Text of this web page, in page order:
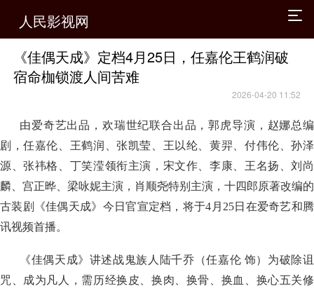
人民影视网
《佳偶天成》定档4月25日，任嘉伦王鹤润破
宿命枷锁渡人间苦难
2026-04-20 11:52
由爱奇艺出品，欢瑞世纪联合出品，郭虎导演，赵娜总编
剧，任嘉伦、王鹤润、张凯莹、王以纶、黄羿、付伟伦、孙泽
源、张祎格、丁笑滢领衔主演，宋文作、李康、王名扬、刘尚
麟、宫正晔、梁咏妮主演，肖顺尧特别主演，十四郎原著改编的
古装剧《佳偶天成》今日官宣定档，将于4月25日在爱奇艺和腾
讯视频首播。
《佳偶天成》讲述战鬼族人陆千乔（任嘉伦 饰）为破除诅
咒、成为凡人，需历经换皮、换肉、换骨、换血、换心五关修